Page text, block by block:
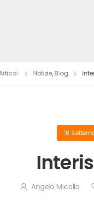
Notizie, Blog
16
Angelo Micello